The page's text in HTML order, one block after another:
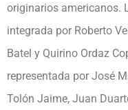
originarios americanos.
integrada por Roberto
Batel y Quirino Ordaz
representada por José
Tolón Jaime, Juan